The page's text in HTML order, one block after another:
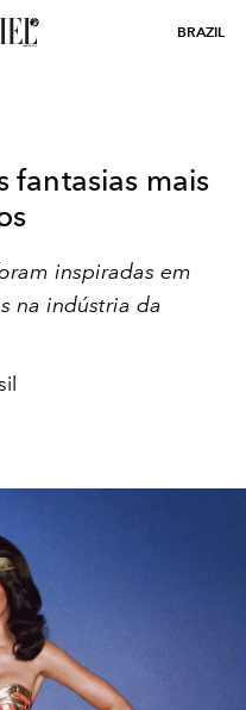
BRAZIL
fantasias mais
inspiradas em
na indústria da